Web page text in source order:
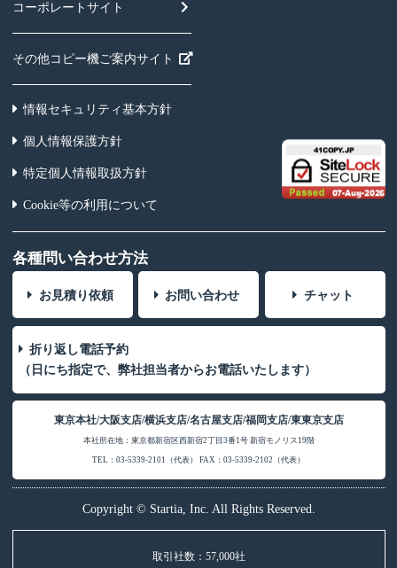
コーポレートサイト
その他コピー機ご案内サイト
情報セキュリティ基本方針
個人情報保護方針
特定個人情報取扱方針
Cookie等の利用について
各種問い合わせ方法
お見積り依頼 お問い合わせ チャット
折り返し電話予約
（日にち指定で、弊社担当者からお電話いたします）
東京本社/大阪支店/横浜支店/名古屋支店/福岡支店/東東京支店
本社所在地：東京都新宿区西新宿2丁目3番1号 新宿モノリス19階
TEL：03-5339-2101（代表） FAX：03-5339-2102（代表）
Copyright © Startia, Inc. All Rights Reserved.
取引社数：57,000社